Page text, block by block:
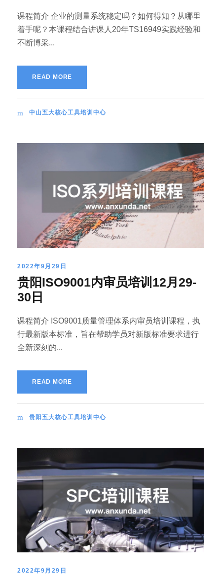
课程简介 企业的测量系统稳定吗？如何得知？从哪里
着手呢？本课程结合讲课人20年TS16949实践经验和
不断博采...
READ MORE
中山五大核心工具培训中心
2022年9月29日
贵阳ISO9001内审员培训12月29-
30日
课程简介 ISO9001质量管理体系内审员培训课程，执
行最新版本标准，旨在帮助学员对新版标准要求进行
全新深刻的...
READ MORE
贵阳五大核心工具培训中心
2022年9月29日